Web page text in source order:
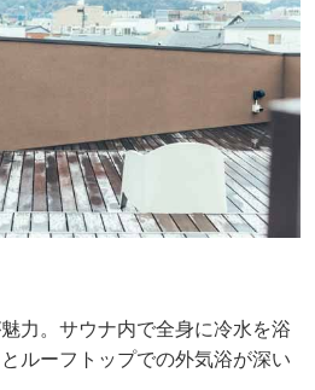
力。サウナ内で全身に冷水を浴
ルーフトップでの外気浴が深い